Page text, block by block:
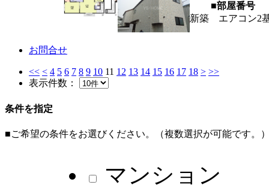
■部屋番号
新築 エアコン2
お問合せ
<< < 4 5 6 7 8 9 10 11 12 13 14 15 16 17 18 > >>
表示件数：
条件を指定
■ご希望の条件をお選びください。（複数選択が可能です。
マンション